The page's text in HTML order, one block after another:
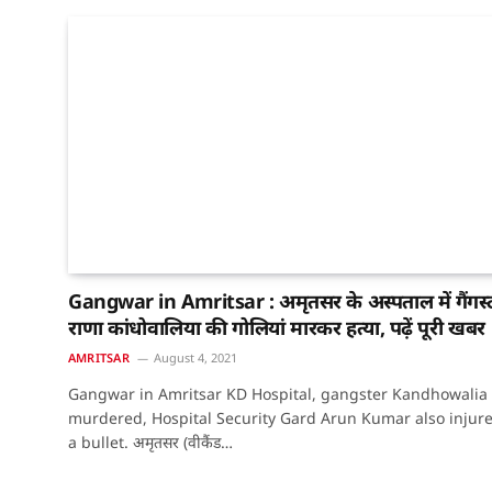
Gangwar in Amritsar : अमृतसर के अस्पताल में
राणा कांधोवालिया की गोलियां मारकर हत्या, पढ़ें पूरी खबर
AMRITSAR August 4, 2021
Gangwar in Amritsar KD Hospital, gangster Kandhowalia
murdered, Hospital Security Gard Arun Kumar also
a bullet. अमृतसर (वीकैंड…